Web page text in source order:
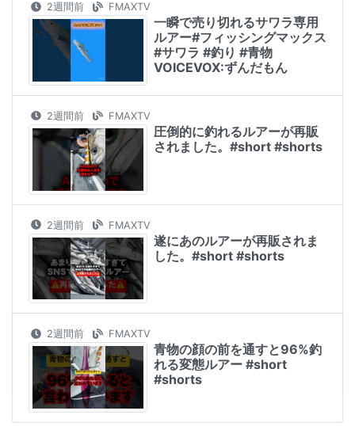
2週間前 FMAXTV
一瞬で売り切れるサワラ専用
ルアー#フィッシングマックス
#サワラ #釣り #青物
VOICEVOX:ずんだもん
2週間前 FMAXTV
圧倒的に釣れるルアーが再販
されました。#short #shorts
2週間前 FMAXTV
遂にあのルアーが再販されま
した。#short #shorts
2週間前 FMAXTV
青物の顔の前を通すと96%釣
れる変態ルアー #short
#shorts